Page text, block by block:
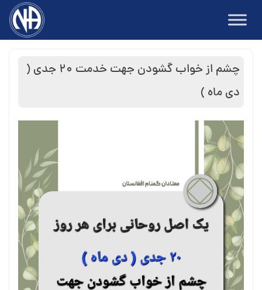
content
چشم از خواب گشودن جهت خدمت ۲۰ جدی (
دی ماه )